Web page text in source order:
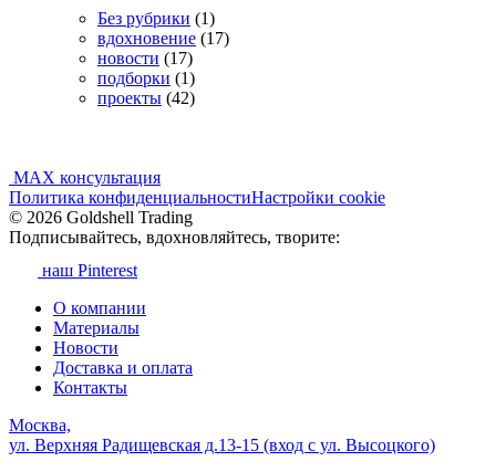
Без рубрики (1)
вдохновение (17)
новости (17)
подборки (1)
проекты (42)
MAX консультация
Политика конфиденциальностиНастройки cookie
© 2026 Goldshell Trading
Подписывайтесь, вдохновляйтесь, творите:
наш Pinterest
О компании
Материалы
Новости
Доставка и оплата
Контакты
Москва,
ул. Верхняя Радищевская д.13-15 (вход с ул. Высоцкого)